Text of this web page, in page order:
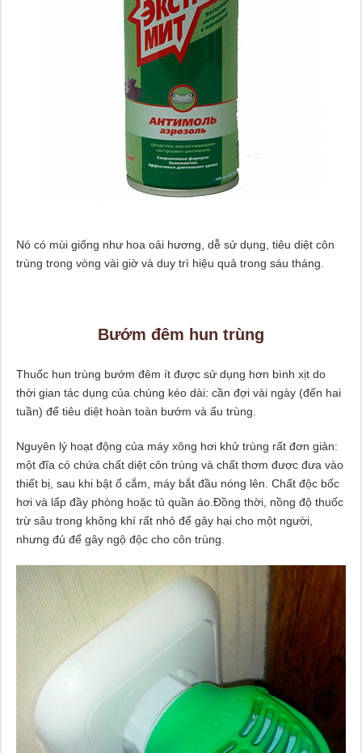
Nó có mùi giống như hoa oải hương, dễ sử dụng, tiêu diệt côn
trùng trong vòng vài giờ và duy trì hiệu quả trong sáu tháng.
Bướm đêm hun trùng
Thuốc hun trùng bướm đêm ít được sử dụng hơn bình xịt do
thời gian tác dụng của chúng kéo dài: cần đợi vài ngày (đến hai
tuần) để tiêu diệt hoàn toàn bướm và ấu trùng.
Nguyên lý hoạt động của máy xông hơi khử trùng rất đơn giản:
một đĩa có chứa chất diệt côn trùng và chất thơm được đưa vào
thiết bị, sau khi bật ổ cắm, máy bắt đầu nóng lên. Chất độc bốc
hơi và lấp đầy phòng hoặc tủ quần áo.Đồng thời, nồng độ thuốc
trừ sâu trong không khí rất nhỏ để gây hại cho một người,
nhưng đủ để gây ngộ độc cho côn trùng.